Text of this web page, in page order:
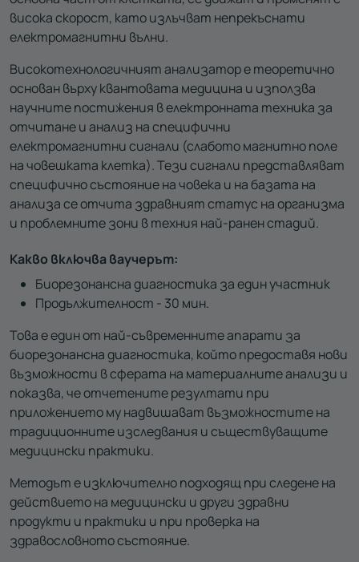
висока скорост, като излъчват непрекъснати
електромагнитни вълни.
Високотехнологичният анализатор е теоретично
основан върху квантовата медицина и използва
научните постижения в електронната техника за
отчитане и анализ на специфични
електромагнитни сигнали (слабото магнитно поле
на човешката клетка). Тези сигнали представляват
специфично състояние на човека и на базата на
анализа се отчита здравният статус на организма
и проблемните зони в техния най-ранен стадий.
Какво включва ваучерът:
Биорезонансна диагностика за един участник
Продължителност - 30 мин.
Това е един от най-съвременните апарати за
биорезонансна диагностика, който предоставя нови
възможности в сферата на материалните анализи и
показва, че отчетените резултати при
приложението му надвишават възможностите на
традиционните изследвания и съществуващите
медицински практики.
Методът е изключително подходящ при следене на
действието на медицински и други здравни
продукти и практики и при проверка на
здравословното състояние.